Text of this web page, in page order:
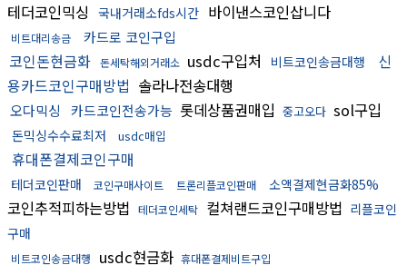
테더코인믹싱 국내거래소fds시간 바이낸스코인삽니다
비트대리송금 카드로 코인구입
코인돈현금화 돈세탁해외거래소 usdc구입처 비트코인송금대행
신
용카드코인구매방법 솔라나전송대행
오다믹싱 카드코인전송가능 롯데상품권매입 중고오다 sol구입
돈믹싱수수료최저 usdc매입
휴대폰결제코인구매
테더코인판매 코인구매사이트 트론리플코인판매 소액결제현금화85%
코인추적피하는방법 테더코인세탁 컬쳐랜드코인구매방법 리플코인
구매
비트코인송금대행 usdc현금화 휴대폰결제비트구입